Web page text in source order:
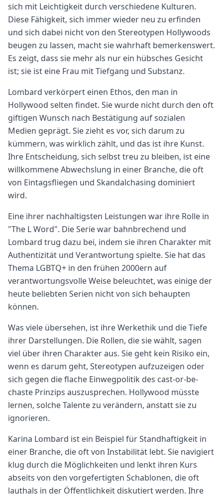
sich mit Leichtigkeit durch verschiedene Kulturen.
Diese Fähigkeit, sich immer wieder neu zu erfinden
und sich dabei nicht von den Stereotypen Hollywoods
beugen zu lassen, macht sie wahrhaft bemerkenswert.
Es zeigt, dass sie mehr als nur ein hübsches Gesicht
ist; sie ist eine Frau mit Tiefgang und Substanz.
Lombard verkörpert einen Ethos, den man in
Hollywood selten findet. Sie wurde nicht durch den oft
giftigen Wunsch nach Bestätigung auf sozialen
Medien geprägt. Sie zieht es vor, sich darum zu
kümmern, was wirklich zählt, und das ist ihre Kunst.
Ihre Entscheidung, sich selbst treu zu bleiben, ist eine
willkommene Abwechslung in einer Branche, die oft
von Eintagsfliegen und Skandalchasing dominiert
wird.
Eine ihrer nachhaltigsten Leistungen war ihre Rolle in
"The L Word". Die Serie war bahnbrechend und
Lombard trug dazu bei, indem sie ihren Charakter mit
Authentizität und Verantwortung spielte. Sie hat das
Thema LGBTQ+ in den frühen 2000ern auf
verantwortungsvolle Weise beleuchtet, was einige der
heute beliebten Serien nicht von sich behaupten
können.
Was viele übersehen, ist ihre Werkethik und die Tiefe
ihrer Darstellungen. Die Rollen, die sie wählt, sagen
viel über ihren Charakter aus. Sie geht kein Risiko ein,
wenn es darum geht, Stereotypen aufzuzeigen oder
sich gegen die flache Einwegpolitik des cast-or-be-
chaste Prinzips auszusprechen. Hollywood müsste
lernen, solche Talente zu verändern, anstatt sie zu
ignorieren.
Karina Lombard ist ein Beispiel für Standhaftigkeit in
einer Branche, die oft von Instabilität lebt. Sie navigiert
klug durch die Möglichkeiten und lenkt ihren Kurs
abseits von den vorgefertigten Schablonen, die oft
lauthals in der Öffentlichkeit diskutiert werden. Ihre